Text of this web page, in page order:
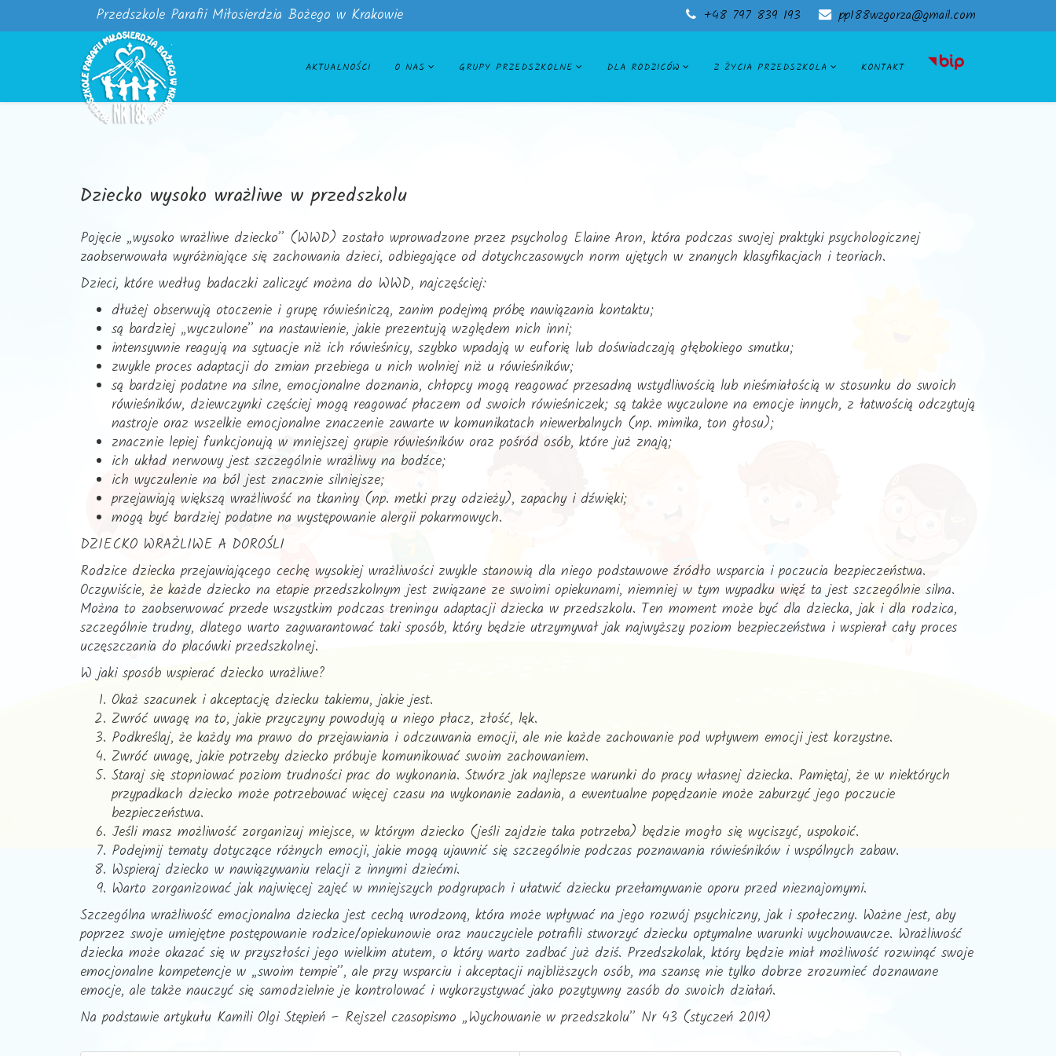
Przedszkole Parafii Miłosierdzia Bożego w Krakowie +48 797 839 193 pp188wzgorza@gmail.com
AKTUALNOŚCI O NAS GRUPY PRZEDSZKOLNE DLA RODZICÓW Z ŻYCIA PRZEDSZKOLA KONTAKT
Dziecko wysoko wrażliwe w przedszkolu
Pojęcie „wysoko wrażliwe dziecko” (WWD) zostało wprowadzone przez psycholog Elaine Aron, która podczas swojej praktyki psychologicznej
zaobserwowała wyróżniające się zachowania dzieci, odbiegające od dotychczasowych norm ujętych w znanych klasyfikacjach i teoriach.
Dzieci, które według badaczki zaliczyć można do WWD, najczęściej:
dłużej obserwują otoczenie i grupę rówieśniczą, zanim podejmą próbę nawiązania kontaktu;
są bardziej „wyczulone” na nastawienie, jakie prezentują względem nich inni;
intensywnie reagują na sytuacje niż ich rówieśnicy, szybko wpadają w euforię lub doświadczają głębokiego smutku;
zwykle proces adaptacji do zmian przebiega u nich wolniej niż u rówieśników;
są bardziej podatne na silne, emocjonalne doznania, chłopcy mogą reagować przesadną wstydliwością lub nieśmiałością w stosunku do swoich
rówieśników, dziewczynki częściej mogą reagować płaczem od swoich rówieśniczek; są także wyczulone na emocje innych, z łatwością odczytują
nastroje oraz wszelkie emocjonalne znaczenie zawarte w komunikatach niewerbalnych (np. mimika, ton głosu);
znacznie lepiej funkcjonują w mniejszej grupie rówieśników oraz pośród osób, które już znają;
ich układ nerwowy jest szczególnie wrażliwy na bodźce;
ich wyczulenie na ból jest znacznie silniejsze;
przejawiają większą wrażliwość na tkaniny (np. metki przy odzieży), zapachy i dźwięki;
mogą być bardziej podatne na występowanie alergii pokarmowych.
DZIECKO WRAŻLIWE A DOROŚLI
Rodzice dziecka przejawiającego cechę wysokiej wrażliwości zwykle stanowią dla niego podstawowe źródło wsparcia i poczucia bezpieczeństwa.
Oczywiście, że każde dziecko na etapie przedszkolnym jest związane ze swoimi opiekunami, niemniej w tym wypadku więź ta jest szczególnie silna.
Można to zaobserwować przede wszystkim podczas treningu adaptacji dziecka w przedszkolu. Ten moment może być dla dziecka, jak i dla rodzica,
szczególnie trudny, dlatego warto zagwarantować taki sposób, który będzie utrzymywał jak najwyższy poziom bezpieczeństwa i wspierał cały proces
uczęszczania do placówki przedszkolnej.
W jaki sposób wspierać dziecko wrażliwe?
Okaż szacunek i akceptację dziecku takiemu, jakie jest.
Zwróć uwagę na to, jakie przyczyny powodują u niego płacz, złość, lęk.
Podkreślaj, że każdy ma prawo do przejawiania i odczuwania emocji, ale nie każde zachowanie pod wpływem emocji jest korzystne.
Zwróć uwagę, jakie potrzeby dziecko próbuje komunikować swoim zachowaniem.
Staraj się stopniować poziom trudności prac do wykonania. Stwórz jak najlepsze warunki do pracy własnej dziecka. Pamiętaj, że w niektórych
przypadkach dziecko może potrzebować więcej czasu na wykonanie zadania, a ewentualne popędzanie może zaburzyć jego poczucie
bezpieczeństwa.
Jeśli masz możliwość zorganizuj miejsce, w którym dziecko (jeśli zajdzie taka potrzeba) będzie mogło się wyciszyć, uspokoić.
Podejmij tematy dotyczące różnych emocji, jakie mogą ujawnić się szczególnie podczas poznawania rówieśników i wspólnych zabaw.
Wspieraj dziecko w nawiązywaniu relacji z innymi dziećmi.
Warto zorganizować jak najwięcej zajęć w mniejszych podgrupach i ułatwić dziecku przełamywanie oporu przed nieznajomymi.
Szczególna wrażliwość emocjonalna dziecka jest cechą wrodzoną, która może wpływać na jego rozwój psychiczny, jak i społeczny. Ważne jest, aby
poprzez swoje umiejętne postępowanie rodzice/opiekunowie oraz nauczyciele potrafili stworzyć dziecku optymalne warunki wychowawcze. Wrażliwość
dziecka może okazać się w przyszłości jego wielkim atutem, o który warto zadbać już dziś. Przedszkolak, który będzie miał możliwość rozwinąć swoje
emocjonalne kompetencje w „swoim tempie”, ale przy wsparciu i akceptacji najbliższych osób, ma szansę nie tylko dobrze zrozumieć doznawane
emocje, ale także nauczyć się samodzielnie je kontrolować i wykorzystywać jako pozytywny zasób do swoich działań.
Na podstawie artykułu Kamili Olgi Stępień – Rejszel czasopismo „Wychowanie w przedszkolu” Nr 43 (styczeń 2019)